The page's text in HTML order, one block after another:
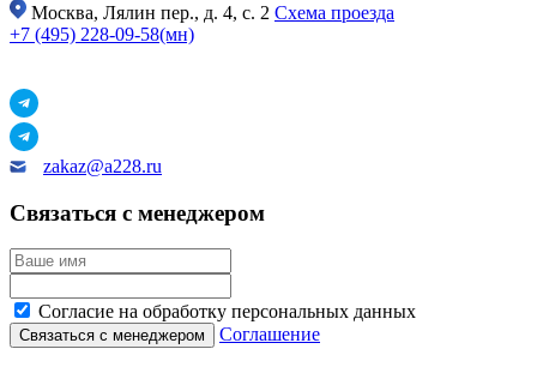
Москва, Лялин пер., д. 4, с. 2 Схема проезда
+7 (495) 228-09-58(мн)
zakaz@a228.ru
Связаться с менеджером
Согласие на обработку персональных данных
Соглашение